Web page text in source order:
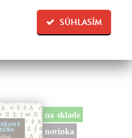
SÚHLASÍM
na sklade
novinka